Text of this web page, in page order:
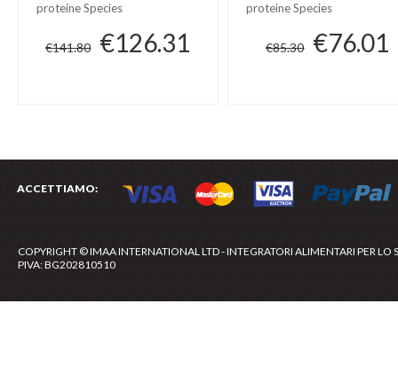
proteine Species
€141.80 €126.31
proteine Species
€85.30 €76.01
ACCETTIAMO:
COPYRIGHT © IMAA INTERNATIONAL LTD - INTEGRATORI ALIMENTARI PER LO
PIVA: BG202810510